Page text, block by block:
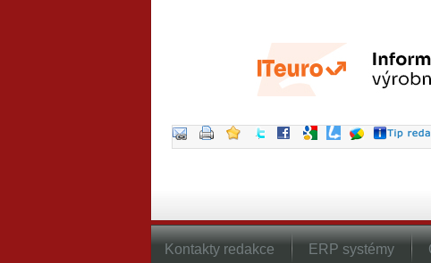
Kontakty redakce ERP systémy